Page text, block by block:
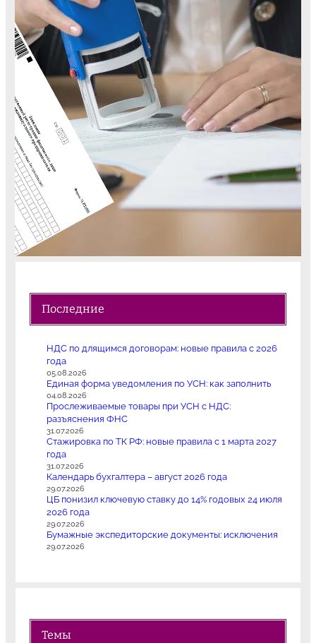
Последние
НДС по длящимся договорам: новые правила с 2026
года
05.08.2026
Единая форма уведомления по УСН: как заполнить
04.08.2026
Прослеживаемые товары при УСН с НДС:
разъяснения ФНС
31.07.2026
Стажировка по ТК РФ: новые правила с 1 марта 2027
года
31.07.2026
Календарь бухгалтера – август 2026 года
29.07.2026
ЦБ понизил ключевую ставку до 14% годовых 24 июля
2026 года
29.07.2026
Бумажные экспедиторские документы: исключения
29.07.2026
Темы